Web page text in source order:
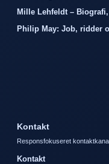
Mille Lehfeldt –
Philip May: Job, ridder
Kontakt
Responsfokuseret
Kontakt